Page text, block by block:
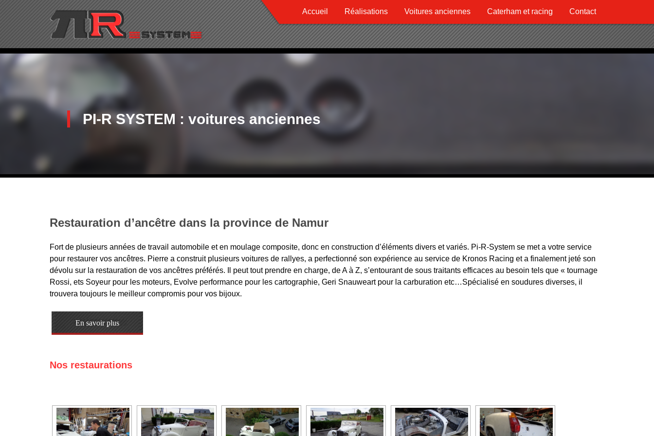
Accueil Réalisations Voitures anciennes Caterham et racing Contact
PI-R SYSTEM : voitures anciennes
Restauration d’ancêtre dans la province de Namur
Fort de plusieurs années de travail automobile et en moulage composite, donc en construction d’éléments divers et variés. Pi-R-System se met a votre service
pour restaurer vos ancêtres. Pierre a construit plusieurs voitures de rallyes, a perfectionné son expérience au service de Kronos Racing et a finalement jeté son
dévolu sur la restauration de vos ancêtres préférés. Il peut tout prendre en charge, de A à Z, s’entourant de sous traitants efficaces au besoin tels que « tournage
Rossi, ets Soyeur pour les moteurs, Evolve performance pour les cartographie, Geri Snauweart pour la carburation etc…Spécialisé en soudures diverses, il
trouvera toujours le meilleur compromis pour vos bijoux.
En savoir plus
Nos restaurations